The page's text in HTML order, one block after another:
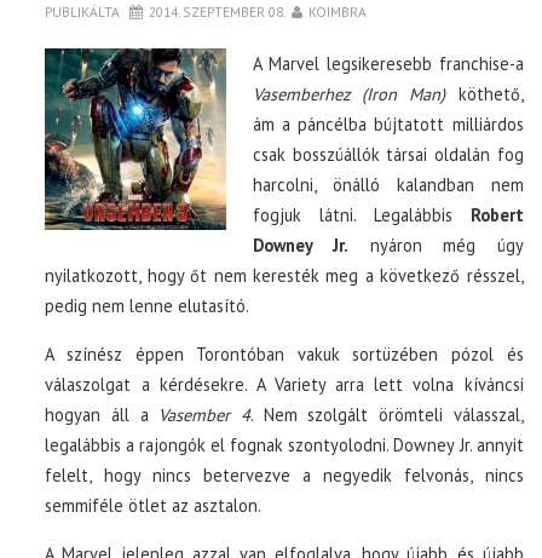
PUBLIKÁLTA 2014. SZEPTEMBER 08. KOIMBRA
A Marvel legsikeresebb franchise-a
Vasemberhez (Iron Man)köthető,
ám a páncélba bújtatott milliárdos
csak bosszúállók társai oldalán fog
harcolni, önálló kalandban nem
fogjuk látni. Legalábbis Robert
Downey Jr. nyáron még úgy
nyilatkozott, hogy őt nem keresték meg a következő résszel,
pedig nem lenne elutasító.
A színész éppen Torontóban vakuk sortüzében pózol és
válaszolgat a kérdésekre. A Variety arra lett volna kíváncsi
hogyan áll a Vasember 4. Nem szolgált örömteli válasszal,
legalábbis a rajongók el fognak szontyolodni. Downey Jr. annyit
felelt, hogy nincs betervezve a negyedik felvonás, nincs
semmiféle ötlet az asztalon.